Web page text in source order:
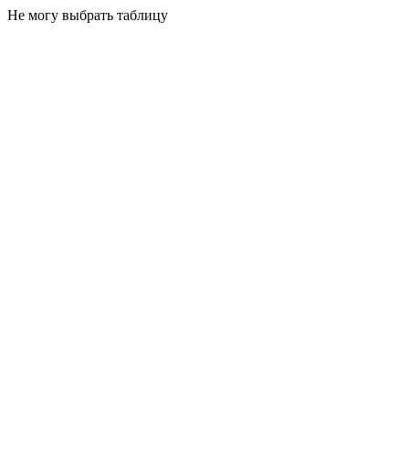
Не могу выбрать таблицу